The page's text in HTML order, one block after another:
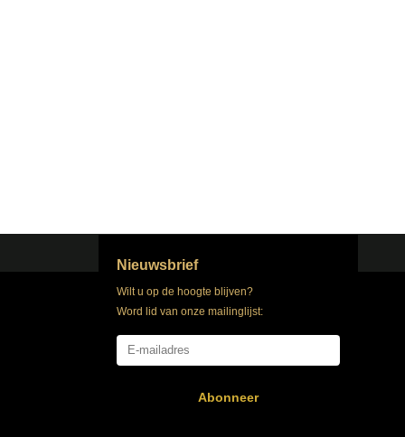
Nieuwsbrief
Wilt u op de hoogte blijven?
Word lid van onze mailinglijst:
Abonneer